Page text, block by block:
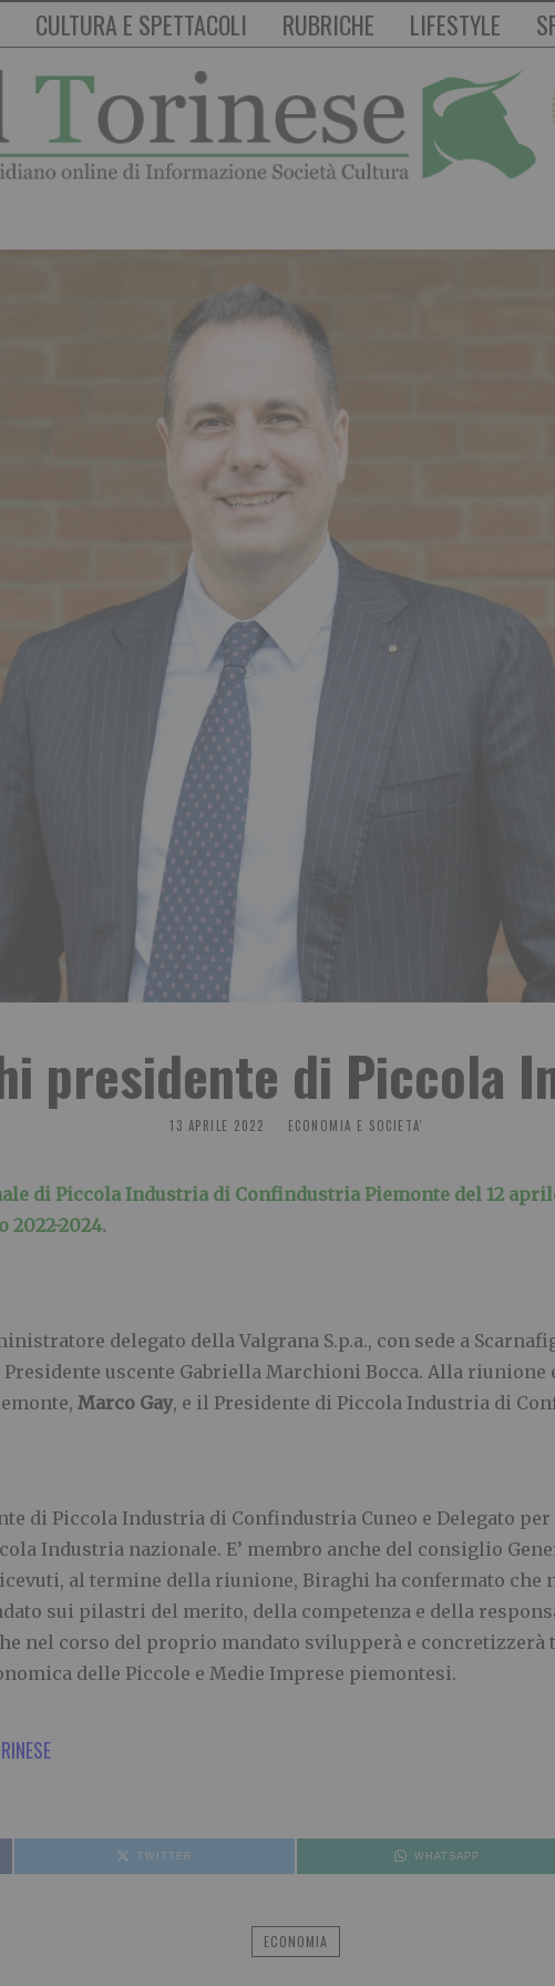
CULTURA E SPETTACOLI RUBRICHE LIFESTYLE
presidente di Piccola
13 APRILE 2022 ECONOMIA E SOCIETA'
di Piccola Industria di Confindustria Piemonte del 12
2024.
delegato della Valgrana S.p.a., con sede a
uscente Gabriella Marchioni Bocca. Alla
Marco Gay, e il Presidente di Piccola Industria di
di Piccola Industria di Confindustria Cuneo e Delegato
Industria nazionale. E’ membro anche del consiglio
al termine della riunione, Biraghi ha confermato che
sui pilastri del merito, della competenza e della
nel corso del proprio mandato svilupperà e concretizzerà
delle Piccole e Medie Imprese piemontesi.
TWITTER WHATSAPP
ECONOMIA